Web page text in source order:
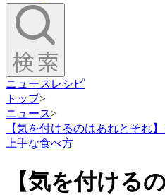
ニュース レシピ
トップ>
ニュース>
【気を付けるのはあれとそれ
上手な食べ方
【気を付ける